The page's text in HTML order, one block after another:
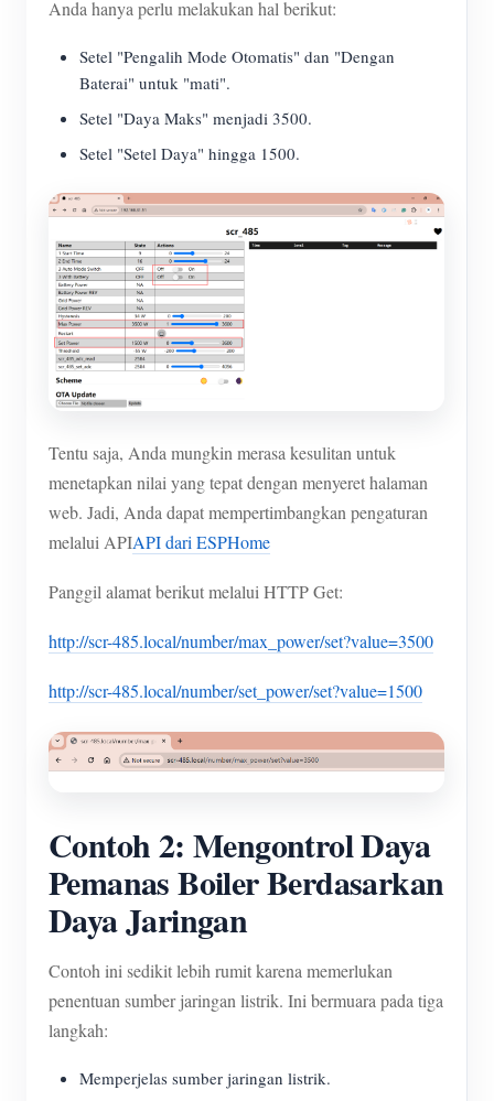
Anda hanya perlu melakukan hal berikut:
Setel "Pengalih Mode Otomatis" dan "Dengan
Baterai" untuk "mati".
Setel "Daya Maks" menjadi 3500.
Setel "Setel Daya" hingga 1500.
Tentu saja, Anda mungkin merasa kesulitan untuk
menetapkan nilai yang tepat dengan menyeret halaman
web. Jadi, Anda dapat mempertimbangkan pengaturan
melalui APIAPI dari ESPHome
Panggil alamat berikut melalui HTTP Get:
http://scr-485.local/number/max_power/set?value=3500
http://scr-485.local/number/set_power/set?value=1500
Contoh 2: Mengontrol Daya
Pemanas Boiler Berdasarkan
Daya Jaringan
Contoh ini sedikit lebih rumit karena memerlukan
penentuan sumber jaringan listrik. Ini bermuara pada tiga
langkah:
Memperjelas sumber jaringan listrik.